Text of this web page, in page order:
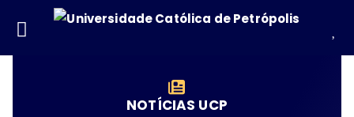
NOTÍCIAS UCP